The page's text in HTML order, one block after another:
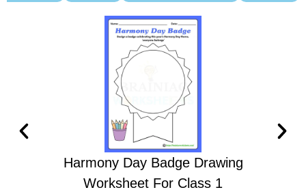
Harmony Day Badge Drawing
Worksheet For Class 1